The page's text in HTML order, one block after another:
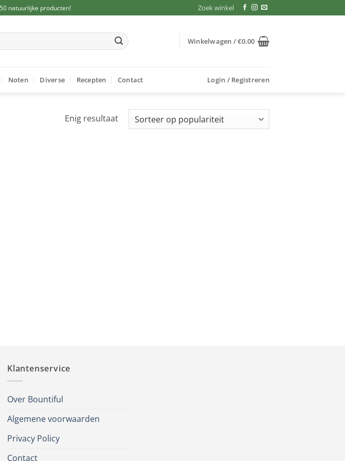
natuurlijke producten! Zoek winkel
Winkelwagen /€0.00
Noten Diverse Recepten Contact Login / Registreren
Enig resultaat
Klantenservice
Over Bountiful
Algemene voorwaarden
Privacy Policy
Contact